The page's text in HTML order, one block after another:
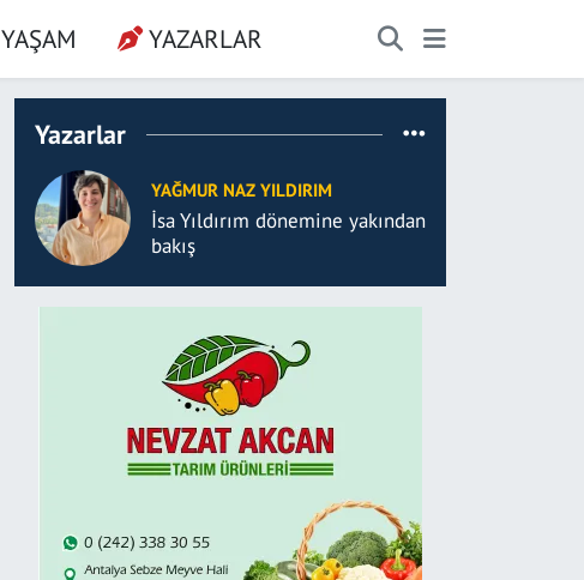
YAŞAM YAZARLAR
Yazarlar
YAĞMUR NAZ YILDIRIM
İsa Yıldırım dönemine yakından
bakış